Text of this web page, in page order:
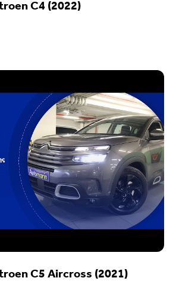
C4 (2022)
C5 Aircross (2021)